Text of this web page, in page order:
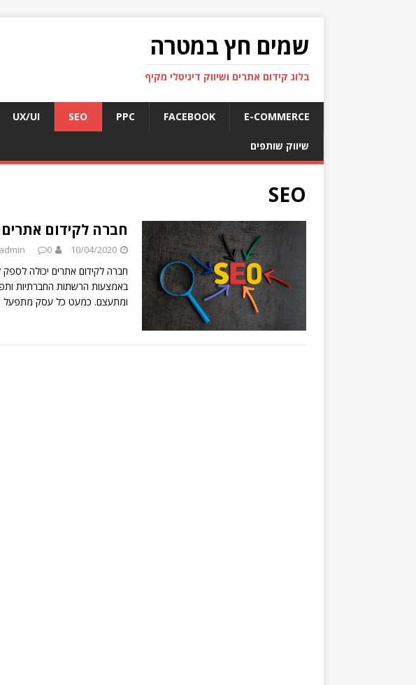
שמים חץ במטרה
בלוג קידום אתרים ושיווק דיגיטלי מקיף
E-COMMERCE
FACEBOOK
PPC
SEO
UX/UI
שיווק שותפים
SEO
חברה לקידום
10/04/2020
0
חברה לקידום אתרים יכולה
באמצעות הרשתות החברתיות
ומתעצם. כמעט כל עסק מתפעל